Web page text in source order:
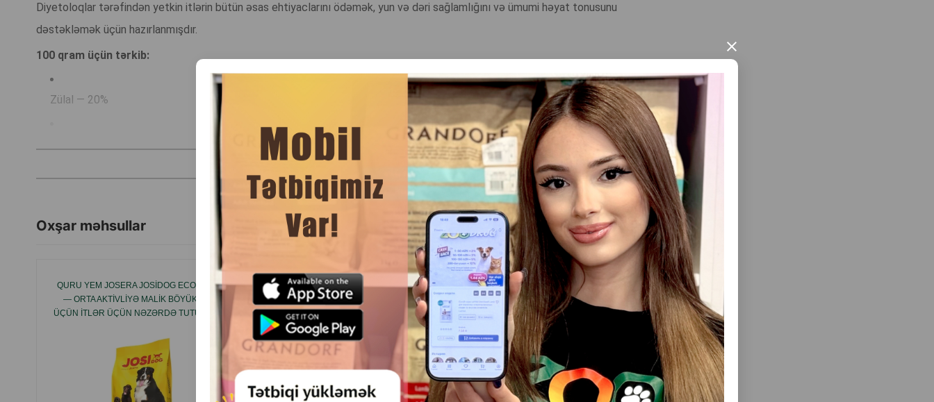
×
Diyetoloqlar tərəfindən yetkin itlərin bütün əsas ehtiyaclarını ödəmək, yun və dəri sağlamlığını və ümumi həyat tonusunu
dəstəkləmək üçün hazırlanmışdır.
100 qram üçün tərkib:
Zülal — 20%
ℹ️ Tərkib və inqrediyentlər haqqında məlumat yalnız məlumat xarakterlidir. Tam məlumat həmişə orijinal qablaşdırmada göstərilir.
DAHA ÇOX OXU
Oxşar məhsullar Hamısını Gör
QURU YEM JOSERA JOSIDOG ECONOMY
— ORTA AKTIVLIYƏ MALIK BÖYÜKLƏR
ÜÇÜN ITLƏR ÜÇÜN NƏZƏRDƏ TUTULMUŞ
QURU YEM PETEKO PUPPY DOG
LAMB&RICE BÜTÜN CINSLƏRDƏN OLAN
BALALAR ÜÇÜN QUZU ƏTI DADLI 15 KQ
ROYAL CANIN X-SMALL ADULT QURU YEM,
10 AYDAN YUXARI, 4 KQ-DAN AZ ÇƏKILI
MINIATÜR ITLƏR ÜÇÜN, 8 YAŞA QƏDƏR.